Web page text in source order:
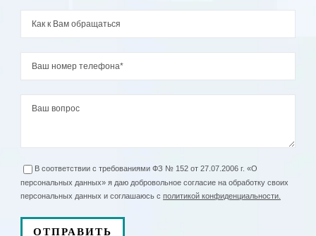
В соответствии с требованиями ФЗ № 152 от 27.07.2006 г. «О
персональных данных» я даю добровольное согласие на обработку своих
персональных данных и соглашаюсь с политикой конфиденциальности.